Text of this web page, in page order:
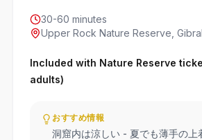
30-60 minutes
Upper Rock Nature Reserve,
Included with Nature Reserve
adults)
おすすめ情報
洞窟内は涼しい - 夏でも薄手の上